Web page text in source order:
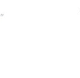
”